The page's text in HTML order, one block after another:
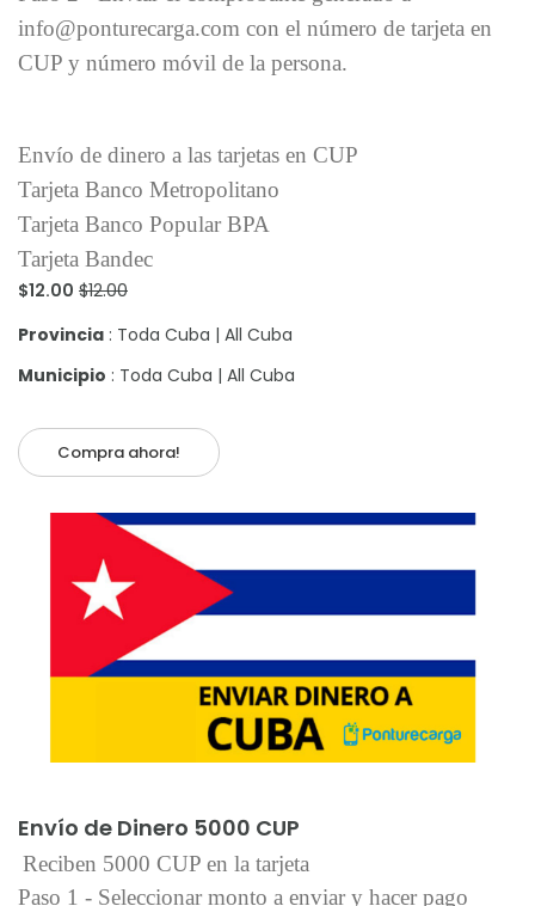
info@ponturecarga.com con el número de tarjeta en
CUP y número móvil de la persona.
Envío de dinero a las tarjetas en CUP
Tarjeta Banco Metropolitano
Tarjeta Banco Popular BPA
Tarjeta Bandec
$12.00 $12.00
Provincia : Toda Cuba | All Cuba
Municipio : Toda Cuba | All Cuba
Compra ahora!
Envío de Dinero 5000 CUP
Reciben 5000 CUP en la tarjeta
Paso 1 - Seleccionar monto a enviar y hacer pago